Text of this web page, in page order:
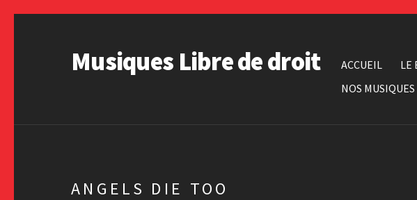
Musiques Libre de droit ACCUEIL LE
NOS
ANGELS DIE TOO